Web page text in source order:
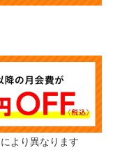
より異なります